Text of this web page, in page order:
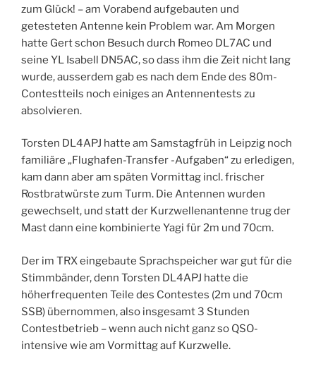
zum Glück! – am Vorabend aufgebauten und
getesteten Antenne kein Problem war. Am Morgen
hatte Gert schon Besuch durch Romeo DL7AC und
seine YL Isabell DN5AC, so dass ihm die Zeit nicht lang
wurde, ausserdem gab es nach dem Ende des 80m-
Contestteils noch einiges an Antennentests zu
absolvieren.
Torsten DL4APJ hatte am Samstagfrüh in Leipzig noch
familiäre „Flughafen-Transfer -Aufgaben“ zu erledigen,
kam dann aber am späten Vormittag incl. frischer
Rostbratwürste zum Turm. Die Antennen wurden
gewechselt, und statt der Kurzwellenantenne trug der
Mast dann eine kombinierte Yagi für 2m und 70cm.
Der im TRX eingebaute Sprachspeicher war gut für die
Stimmbänder, denn Torsten DL4APJ hatte die
höherfrequenten Teile des Contestes (2m und 70cm
SSB) übernommen, also insgesamt 3 Stunden
Contestbetrieb – wenn auch nicht ganz so QSO-
intensive wie am Vormittag auf Kurzwelle.